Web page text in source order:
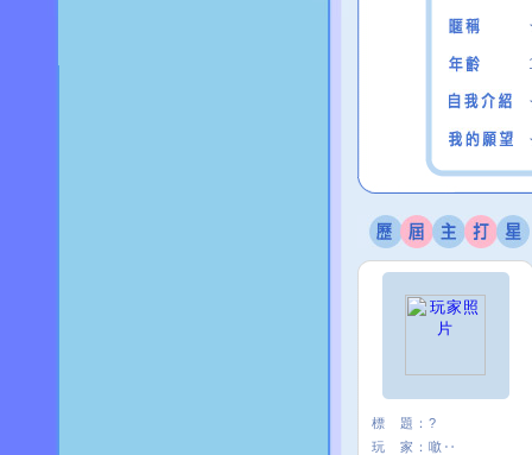
標 題： ?
玩 家： 噷‥